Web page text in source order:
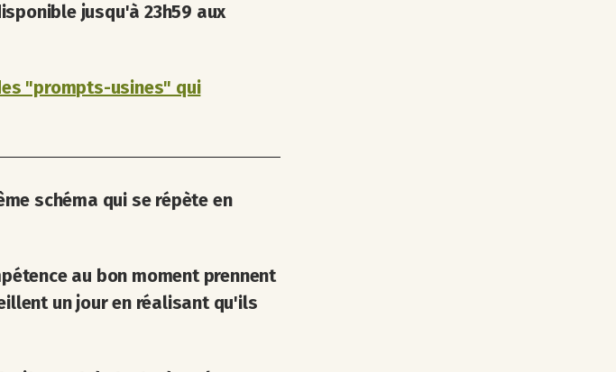
jusqu'à 23h59 aux
"prompts-usines" qui
schéma qui se répète en
au bon moment prennent
un jour en réalisant qu'ils